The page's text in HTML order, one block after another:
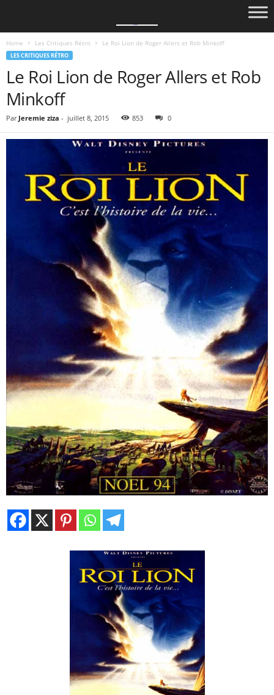
Home Les Critiques Rétro Le Roi Lion de Roger Allers et Rob Minkoff
LES CRITIQUES RÉTRO
Le Roi Lion de Roger Allers et Rob
Minkoff
Par Jeremie ziza - juillet 8, 2015 853 0